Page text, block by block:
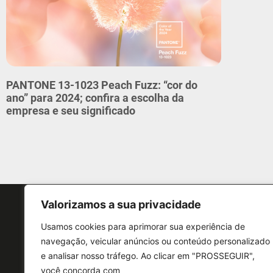
Valorizamos a sua privacidade
Usamos cookies para aprimorar sua experiência de
navegação, veicular anúncios ou conteúdo personalizado
e analisar nosso tráfego. Ao clicar em "PROSSEGUIR",
você concorda com
PANTONE 13-1023 Peach Fuzz: “cor do
ano” para 2024; confira a escolha da
empresa e seu significado